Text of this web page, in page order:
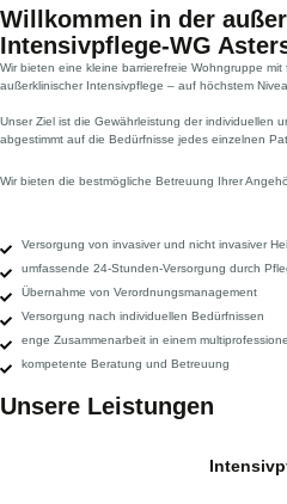
Willkommen in der
Intensivpflege-WG
Wir bieten eine kleine barrierefreie Wohngruppe
außerklinischer Intensivpflege – auf höchstem
Unser Ziel ist die Gewährleistung der individuellen
abgestimmt auf die Bedürfnisse jedes einzelnen
Wir bieten die bestmögliche Betreuung Ihrer
Versorgung von invasiver und nicht invasiver
umfassende 24-Stunden-Versorgung durch
Übernahme von Verordnungsmanagement
Versorgung nach individuellen Bedürfnissen
enge Zusammenarbeit in einem
kompetente Beratung und Betreuung
Unsere Leistungen
Intensiv